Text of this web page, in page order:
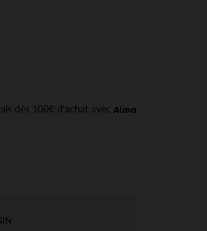
dès 100€ d'achat avec